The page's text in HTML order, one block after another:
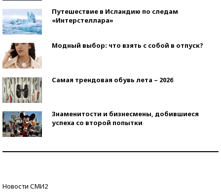
Путешествие в Исландию по следам
«Интерстеллара»
Модный выбор: что взять с собой в отпуск?
Самая трендовая обувь лета – 2026
Знаменитости и бизнесмены, добившиеся
успеха со второй попытки
Новости СМИ2